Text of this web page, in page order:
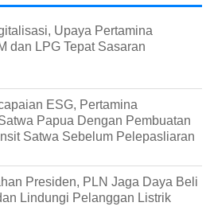
Upaya Pertamina
dan LPG Tepat Sasaran
ESG, Pertamina
Papua Dengan Pembuatan
Satwa Sebelum Pelepasliaran
Presiden, PLN Jaga Daya Beli
Lindungi Pelanggan Listrik